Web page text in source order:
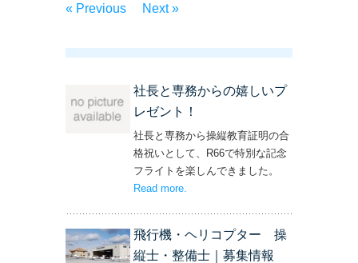
« Previous Next »
社長と専務からの嬉しいプ
レゼント！
社長と専務から操縦教育証明の合
格祝いとして、R66で特別な記念
フライトを楽しんできました。
Read more
飛行機・ヘリコプター 操
縦士・整備士｜募集情報